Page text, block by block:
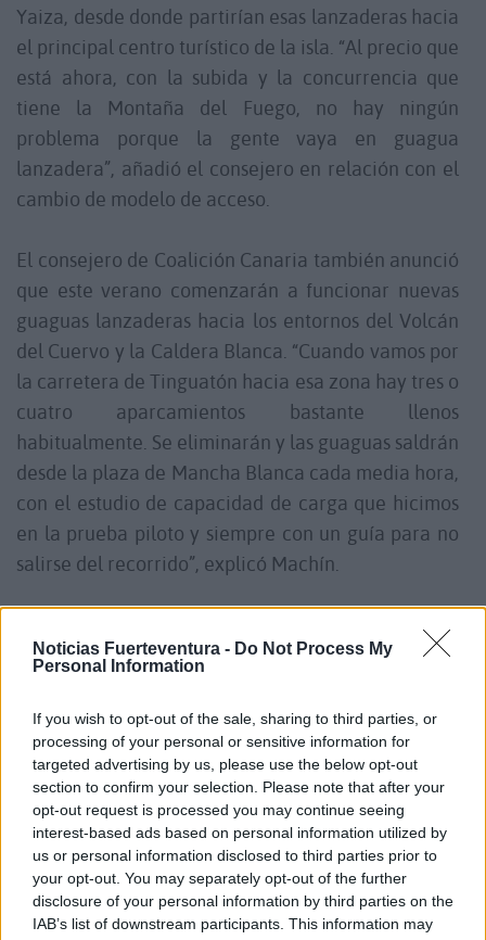
Noticias Fuerteventura - Do Not Process My
Personal Information
If you wish to opt-out of the sale, sharing to third parties, or
processing of your personal or sensitive information for
targeted advertising by us, please use the below opt-out
section to confirm your selection. Please note that after your
opt-out request is processed you may continue seeing
interest-based ads based on personal information utilized by
us or personal information disclosed to third parties prior to
your opt-out. You may separately opt-out of the further
disclosure of your personal information by third parties on the
IAB’s list of downstream participants. This information may
Yaiza, desde donde partirían esas lanzaderas hacia
el principal centro turístico de la isla. “Al precio que
está ahora, con la subida y la concurrencia que
tiene la Montaña del Fuego, no hay ningún
problema porque la gente vaya en guagua
lanzadera”, añadió el consejero en relación con el
cambio de modelo de acceso.
El consejero de Coalición Canaria también anunció
que este verano comenzarán a funcionar nuevas
guaguas lanzaderas hacia los entornos del Volcán
del Cuervo y la Caldera Blanca. “Cuando vamos por
la carretera de Tinguatón hacia esa zona hay tres o
cuatro aparcamientos bastante llenos
habitualmente. Se eliminarán y las guaguas saldrán
desde la plaza de Mancha Blanca cada media hora,
con el estudio de capacidad de carga que hicimos
en la prueba piloto y siempre con un guía para no
salirse del recorrido”, explicó Machín.
Si quieren recibir esta y toda la
informaciónGRATISde Fuerteventura y Canarias
whatsApp, que no es un chat y no se puede enviar
ni recibir comentarios, solamente información y
videos de la isla,apuntarse al nuevo canal de
Noticias Fuerteventura.
Por otro lado, el consejero confirmó que en las
próximas semanas saldrá a exposición pública el